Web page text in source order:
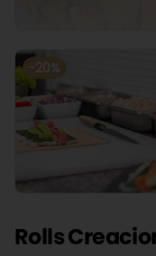
-20%
Rolls